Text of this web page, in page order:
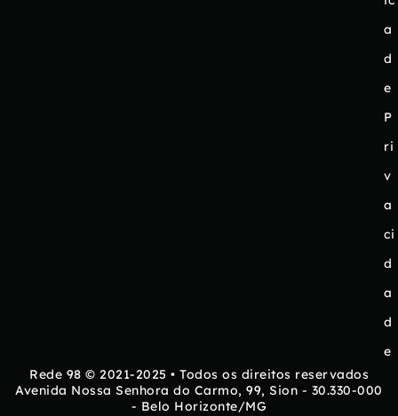
a
d
e
P
ri
v
a
ci
d
a
d
e
Rede 98 © 2021-2025 • Todos os direitos reservados
Avenida Nossa Senhora do Carmo, 99, Sion - 30.330-000
- Belo Horizonte/MG